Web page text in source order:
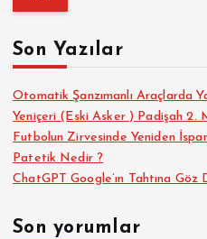
m
:Son Yazılar
Otomatik Şanzımanlı Araçlarda
Yeniçeri (Eski Asker ) Padişah 2.
Futbolun Zirvesinde Yeniden
Patetik Nedir ?
ChatGPT Google’ın Tahtına Göz
Son yorumlar